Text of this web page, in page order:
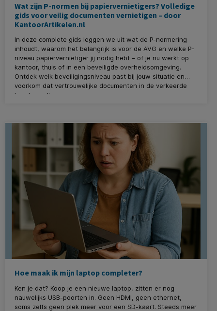
Wat zijn P-normen bij papiervernietigers? Volledige
gids voor veilig documenten vernietigen – door
KantoorArtikelen.nl
In deze complete gids leggen we uit wat de P-normering
inhoudt, waarom het belangrijk is voor de AVG en welke P-
niveau papiervernietiger jij nodig hebt – of je nu werkt op
kantoor, thuis of in een beveiligde overheidsomgeving.
Ontdek welk beveiligingsniveau past bij jouw situatie en
voorkom dat vertrouwelijke documenten in de verkeerde
handen vallen.
Hoe maak ik mijn laptop completer?
Ken je dat? Koop je een nieuwe laptop, zitten er nog
nauwelijks USB-poorten in. Geen HDMI, geen ethernet,
soms zelfs geen plek meer voor een SD-kaart. Steeds meer